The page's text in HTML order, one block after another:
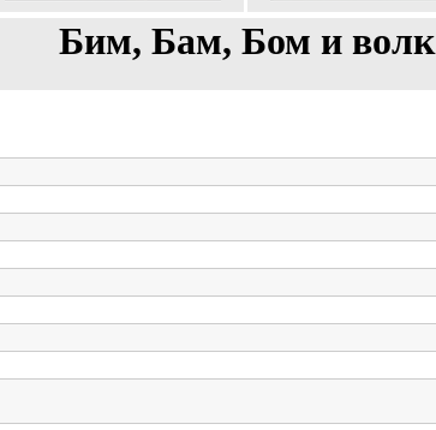
Бим, Бам, Бом и волк